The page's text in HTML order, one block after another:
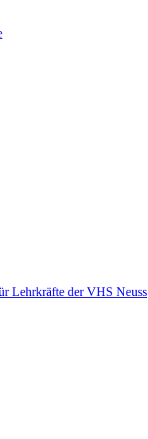
Lehrkräfte der VHS Neuss